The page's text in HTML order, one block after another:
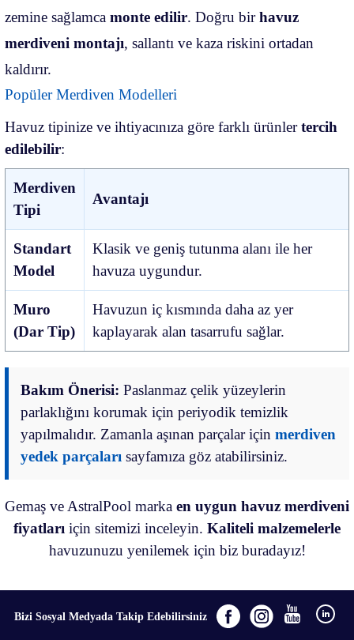
zemine sağlamca monte edilir. Doğru birhavuz
merdiveni montajı, sallantı ve kaza riskini ortadan
kaldırır.
Popüler Merdiven Modelleri
Havuz tipinize ve ihtiyacınıza göre farklı ürünlertercih
edilebilir:
Merdiven
Tipi
Avantajı
Standart
Model
Klasik ve geniş tutunma alanı ile her
havuza uygundur.
Muro
(Dar Tip)
Havuzun iç kısmında daha az yer
kaplayarak alan tasarrufu sağlar.
Bakım Önerisi: Paslanmaz çelik yüzeylerin
parlaklığını korumak için periyodik temizlik
yapılmalıdır. Zamanla aşınan parçalar için merdiven
yedek parçaları sayfamıza göz atabilirsiniz.
Gemaş ve AstralPool marka en uygun havuz merdiveni
fiyatları için sitemizi inceleyin. Kaliteli malzemelerle
havuzunuzu yenilemek için biz buradayız!
Bizi Sosyal Medyada Takip Edebilirsiniz